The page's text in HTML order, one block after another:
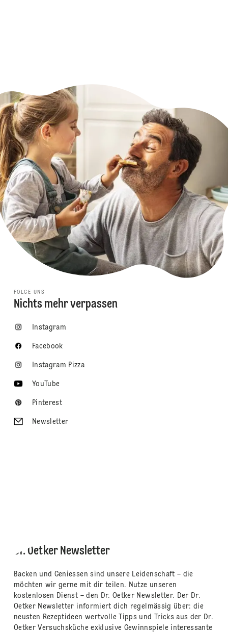
FOLGE UNS
Nichts mehr verpassen
Instagram
Facebook
Instagram Pizza
YouTube
Pinterest
Newsletter
Dr. Oetker Newsletter
Backen und Geniessen sind unsere Leidenschaft – die
möchten wir gerne mit dir teilen. Nutze unseren
kostenlosen Dienst – den Dr. Oetker Newsletter. Der Dr.
Oetker Newsletter informiert dich regelmässig über: die
neusten Rezeptideen wertvolle Tipps und Tricks aus der Dr.
Oetker Versuchsküche exklusive Gewinnspiele interessante